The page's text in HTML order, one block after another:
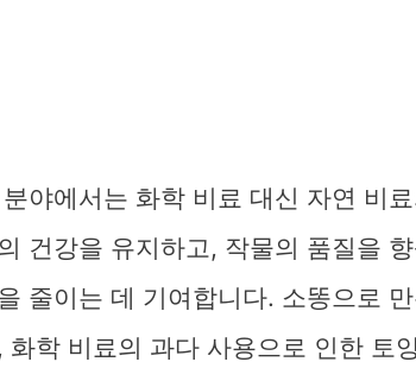
야에서는 화학 비료 대신 자연 비
건강을 유지하고, 작물의 품질을
줄이는 데 기여합니다. 소똥으로
화학 비료의 과다 사용으로 인한 토